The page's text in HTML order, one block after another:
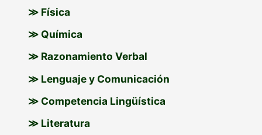
≫ Física
≫ Química
≫ Razonamiento Verbal
≫ Lenguaje y Comunicación
≫ Competencia Lingüística
≫ Literatura